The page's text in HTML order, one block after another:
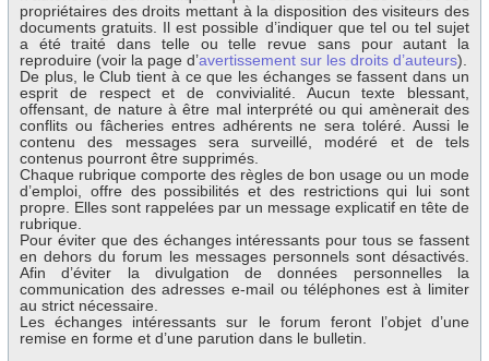
propriétaires des droits mettant à la disposition des visiteurs des
documents gratuits. Il est possible d’indiquer que tel ou tel sujet
a été traité dans telle ou telle revue sans pour autant la
reproduire (voir la page d’avertissement sur les droits d’auteurs).
De plus, le Club tient à ce que les échanges se fassent dans un
esprit de respect et de convivialité. Aucun texte blessant,
offensant, de nature à être mal interprété ou qui amènerait des
conflits ou fâcheries entres adhérents ne sera toléré. Aussi le
contenu des messages sera surveillé, modéré et de tels
contenus pourront être supprimés.
Chaque rubrique comporte des règles de bon usage ou un mode
d’emploi, offre des possibilités et des restrictions qui lui sont
propre. Elles sont rappelées par un message explicatif en tête de
rubrique.
Pour éviter que des échanges intéressants pour tous se fassent
en dehors du forum les messages personnels sont désactivés.
Afin d’éviter la divulgation de données personnelles la
communication des adresses e-mail ou téléphones est à limiter
au strict nécessaire.
Les échanges intéressants sur le forum feront l’objet d’une
remise en forme et d’une parution dans le bulletin.